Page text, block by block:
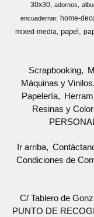
30x30 adornos
encuadernar
home-
mixed-media papel
Scrapbooking
Máquinas y Vinilos
Papelería
Resinas y
Ir arriba
Condiciones de
C/ Tablero de
PUNTO DE